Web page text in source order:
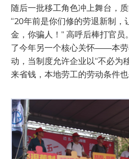
随后一批移工角色冲上舞台，
“20年前是你们修的劳退新制，
金，你骗人！” 高呼后棒打官
了今年另一个核心关怀——本
动，当制度允许企业以“不必为
来省钱，本地劳工的劳动条件也